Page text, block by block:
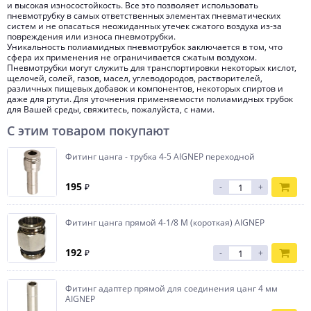
и высокая износостойкость. Все это позволяет использовать
пневмотрубку в самых ответственных элементах пневматических
систем и не опасаться неожиданных утечек сжатого воздуха из-за
повреждения или износа пневмотрубки.
Уникальность полиамидных пневмотрубок заключается в том, что
сфера их применения не ограничивается сжатым воздухом.
Пневмотрубки могут служить для транспортировки некоторых кислот,
щелочей, солей, газов, масел, углеводородов, растворителей,
различных пищевых добавок и компонентов, некоторых спиртов и
даже для ртути. Для уточнения применяемости полиамидных трубок
для Вашей среды, свяжитесь, пожалуйста, с нами.
С этим товаром покупают
Фитинг цанга - трубка 4-5 AIGNEP переходной
195 ₽ - +
Фитинг цанга прямой 4-1/8 M (короткая) AIGNEP
192 ₽ - +
Фитинг адаптер прямой для соединения цанг 4 мм
AIGNEP